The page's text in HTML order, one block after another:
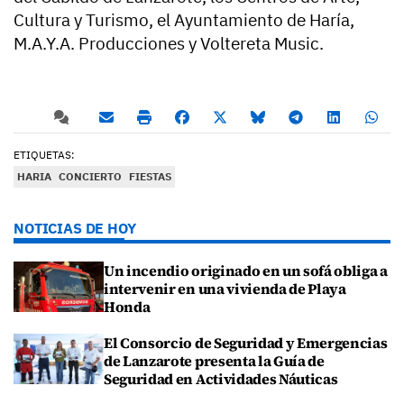
Cultura y Turismo, el Ayuntamiento de Haría,
M.A.Y.A. Producciones y Voltereta Music.
ETIQUETAS:
HARIA CONCIERTO FIESTAS
NOTICIAS DE HOY
Un incendio originado en un sofá obliga a
intervenir en una vivienda de Playa
Honda
El Consorcio de Seguridad y Emergencias
de Lanzarote presenta la Guía de
Seguridad en Actividades Náuticas